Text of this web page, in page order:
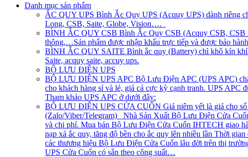
Danh mục sản phẩm
ẮC QUY UPS Bình Ắc Quy UPS (Acquy UPS) dành riêng
Long, CSB, Saite, Globe, Vision….
BÌNH ẮC QUY CSB Bình Ắc Quy CSB (Acquy CSB, CSB
thông,…Sản phẩm được nhập khẩu trực tiếp và được bảo
BÌNH ẮC QUY SAITE Bình ắc quy (Battery) chì khô kín
Saite, acquy saite, accuy ups.
BỘ LƯU ĐIỆN UPS
BỘ LƯU ĐIỆN UPS APC Bộ Lưu Điện APC (UPS APC)
cho khách hàng sỉ và lẻ, giá cả cực kỳ cạnh tranh. UPS APC
Tham khảo UPS APC ở dưới đây:
BỘ LƯU ĐIỆN UPS CỬA CUỐN Giá niêm yết là giá cho
(Zalo/Viber/Telegram) Nhà Sản Xuất Bộ Lưu Điện Cửa
và chi phí. Mua bán Bộ Lưu Điện Cửa Cuốn IHTECH giao
nạp xả ắc quy, tăng độ bền cho ắc quy lên nhiều lần Thời
các thương hiệu Bộ Lưu Điện Cửa Cuốn lâu đời trên thị
UPS Cửa Cuốn có sẵn theo công suất…